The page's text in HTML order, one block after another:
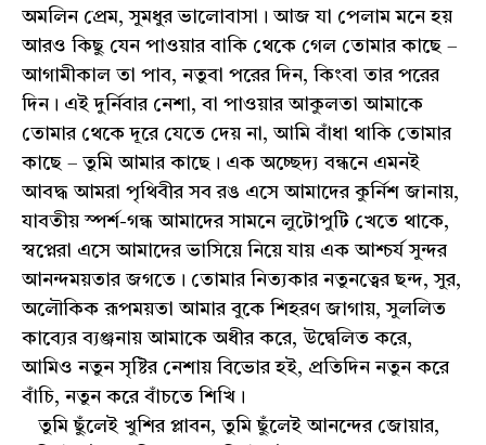
অমলিন প্রেম, সুমধুর ভালোবাসা। আজ যা পেলাম মনে হয়
আরও কিছু যেন পাওয়ার বাকি থেকে গেল তোমার কাছে –
আগামীকাল তা পাব, নতুবা পরের দিন, কিংবা তার পরের
দিন। এই দুর্নিবার নেশা, বা পাওয়ার আকুলতা আমাকে
তোমার থেকে দূরে যেতে দেয় না, আমি বাঁধা থাকি তোমার
কাছে – তুমি আমার কাছে। এক অচ্ছেদ্য বন্ধনে এমনই
আবদ্ধ আমরা পৃথিবীর সব রঙ এসে আমাদের কুর্নিশ জানায়,
যাবতীয় স্পর্শ-গন্ধ আমাদের সামনে লুটোপুটি খেতে থাকে,
স্বপ্নেরা এসে আমাদের ভাসিয়ে নিয়ে যায় এক আশ্চর্য সুন্দর
আনন্দময়তার জগতে। তোমার নিত্যকার নতুনত্বের ছন্দ, সুর,
অলৌকিক রূপময়তা আমার বুকে শিহরণ জাগায়, সুললিত
কাব্যের ব্যঞ্জনায় আমাকে অধীর করে, উদ্বেলিত করে,
আমিও নতুন সৃষ্টির নেশায় বিভোর হই, প্রতিদিন নতুন করে
বাঁচি, নতুন করে বাঁচতে শিখি।
তুমি ছুঁলেই খুশির প্লাবন, তুমি ছুঁলেই আনন্দের জোয়ার,